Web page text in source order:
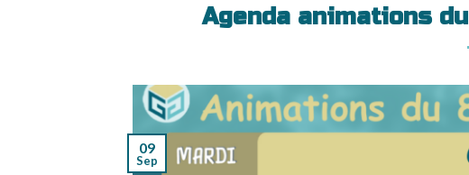
Agenda animations
09
Sep